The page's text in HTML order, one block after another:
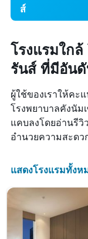
ส์
โรงแรมใกล้
รันส์ ที่มีอัน
ผู้ใช้ของเราให้คะ
โรงพยาบาลคังนัม
แคบลงโดยอ่านรีวิ
อำนวยความสะดว
แสดงโรงแรมทั้งห